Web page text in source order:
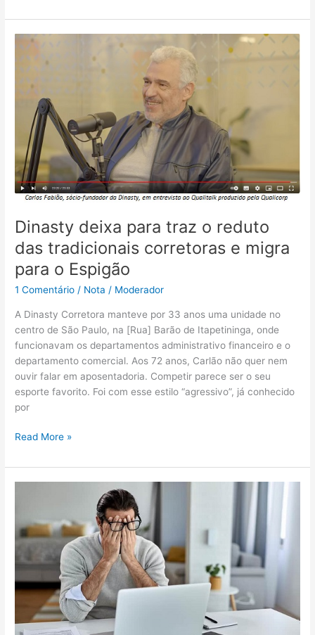
Dinasty deixa para traz o reduto
das tradicionais corretoras e migra
para o Espigão
1 Comentário / Nota / Moderador
A Dinasty Corretora manteve por 33 anos uma unidade no
centro de São Paulo, na [Rua] Barão de Itapetininga, onde
funcionavam os departamentos administrativo financeiro e o
departamento comercial. Aos 72 anos, Carlão não quer nem
ouvir falar em aposentadoria. Competir parece ser o seu
esporte favorito. Foi com esse estilo “agressivo”, já conhecido
por
Dinasty
deixa
para
traz
reduto
das
tradicionais
corretoras
e
migra
Espigão
Read More »
plano
de
confunde
Liberdade
de
Expressão
com